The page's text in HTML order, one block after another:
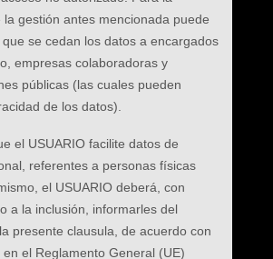
la gestión antes mencionada puede
se cedan los datos a encargados
empresas colaboradoras y
públicas (las cuales pueden
de los datos).
el USUARIO facilite datos de
referentes a personas físicas
el USUARIO deberá, con
a la inclusión, informarles del
presente clausula, de acuerdo con
en el Reglamento General (UE)